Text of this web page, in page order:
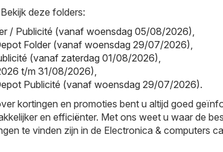
deze folders:
/ Publicité (vanaf woensdag 05/08/2026),
Folder (vanaf woensdag 29/07/2026),
(vanaf zaterdag 01/08/2026),
t/m 31/08/2026),
Publicité (vanaf woensdag 29/07/2026).
kortingen en promoties bent u altijd goed
en efficiënter. Met ons weet u waar de
te vinden zijn in de Electronica & computers